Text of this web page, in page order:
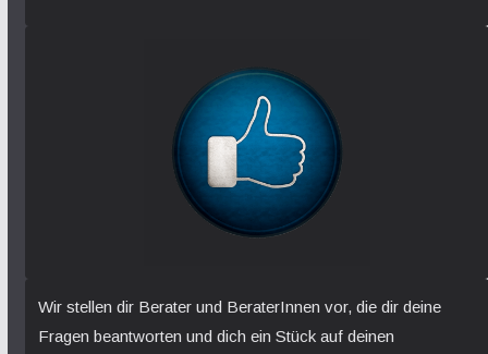
Wir stellen dir Berater und BeraterInnen vor, die dir deine
Fragen beantworten und dich ein Stück auf deinen